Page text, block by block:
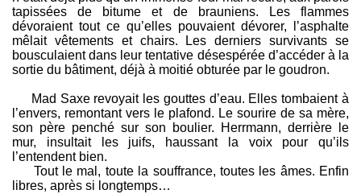
tapissées de bitume et de brauniens. Les flammes
dévoraient tout ce qu’elles pouvaient dévorer, l’asphalte
mêlait vêtements et chairs. Les derniers survivants se
bousculaient dans leur tentative désespérée d’accéder à la
sortie du bâtiment, déjà à moitié obturée par le goudron.
Mad Saxe revoyait les gouttes d’eau. Elles tombaient à
l’envers, remontant vers le plafond. Le sourire de sa mère,
son père penché sur son boulier. Herrmann, derrière le
mur, insultait les juifs, haussant la voix pour qu’ils
l’entendent bien.
Tout le mal, toute la souffrance, toutes les âmes. Enfin
libres, après si longtemps…